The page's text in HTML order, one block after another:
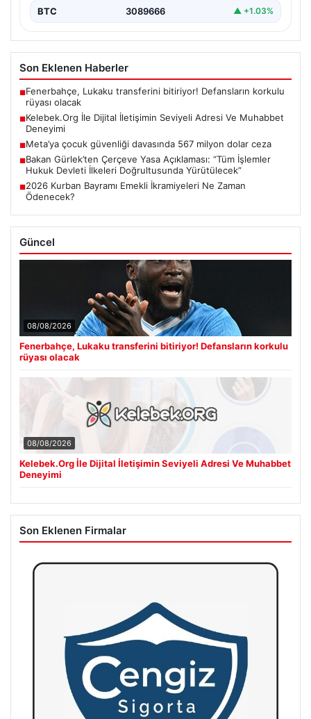
BTC 3089666 ▲ +1.03%
Son Eklenen Haberler
■Fenerbahçe, Lukaku transferini bitiriyor! Defansların korkulu
rüyası olacak
■Kelebek.Org İle Dijital İletişimin Seviyeli Adresi Ve Muhabbet
Deneyimi
■Meta’ya çocuk güvenliği davasında 567 milyon dolar ceza
■Bakan Gürlek’ten Çerçeve Yasa Açıklaması: “Tüm İşlemler
Hukuk Devleti İlkeleri Doğrultusunda Yürütülecek”
■2026 Kurban Bayramı Emekli İkramiyeleri Ne Zaman
Ödenecek?
Güncel
08/08/2026
Fenerbahçe, Lukaku transferini bitiriyor! Defansların korkulu
rüyası olacak
08/08/2026
Kelebek.Org İle Dijital İletişimin Seviyeli Adresi Ve Muhabbet
Deneyimi
Son Eklenen Firmalar